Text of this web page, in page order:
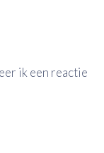
ik een reactie